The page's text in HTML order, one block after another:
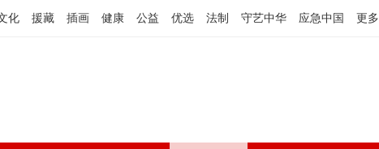
化 援藏 插画 健康 公益 优选 法制 守艺中华 应急中国 更多